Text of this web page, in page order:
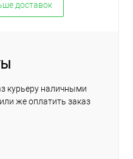
доставок
курьеру наличными
же оплатить заказ